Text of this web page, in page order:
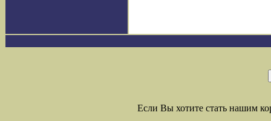
Если Вы хотите стать нашим